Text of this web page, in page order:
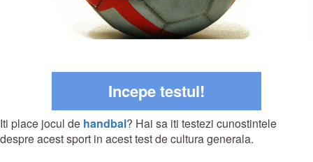
Incepe testul!
Iti place jocul de handbal? Hai sa iti testezi cunostintele
despre acest sport in acest test de cultura generala.